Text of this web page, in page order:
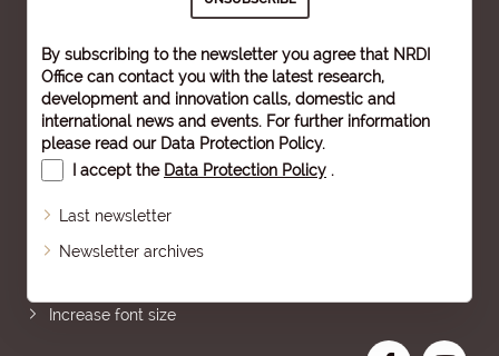
By subscribing to the newsletter you agree that NRDI
Office can contact you with the latest research,
development and innovation calls, domestic and
international news and events. For further information
please read our Data Protection Policy.
I accept the Data Protection Policy .
Last newsletter
Newsletter archives
Increase font size